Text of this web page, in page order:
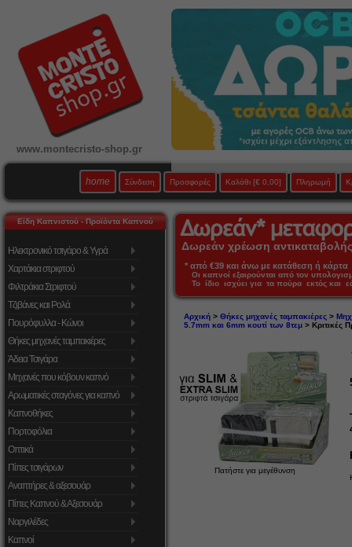
www.montecristo-shop.gr
home Σύνδεση Προσφορές Καλάθι [€ 0,00] Πληρωμή
Είδη Καπνιστού - Προϊόντα Καπνού
Ηλεκτρονικό τσιγάρο & Υγρά
Χαρτάκια στριφτού
Φιλτράκια Στριφτού
Τζιβάνες και Ρολά
Πουρόφυλλα - Κώνοι
Θήκες μηχανές ταμπακιέρες
Άδεια Τσιγάρα
Μηχανές που κόβουν καπνό
Αρωματικές σταγόνες για καπνό
Καπνοθήκες
Πορτοφόλια
Οπτικά
Πίπες τσιγάρων
Αναπτήρες & αξεσουάρ
Πίπες Καπνού & Αξεσουάρ
Ναργιλέδες
Καπνοί
Δωρεάν χρέωση
* από €39 και άνω με κατάθεση ή
Οι καπνοί εξαιρούνται από τον
Το ίδιο ισχύει για τα πούρα εκτός και
Αρχική> Θήκες μηχανές ταμπακιέρες>
5.7mm και 6mm κουτί των 8τεμ> Κριτικές
Πατήστε για μεγέθυνση